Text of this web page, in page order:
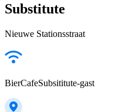
Substitute
Nieuwe Stationsstraat
BierCafeSubsititute-gast